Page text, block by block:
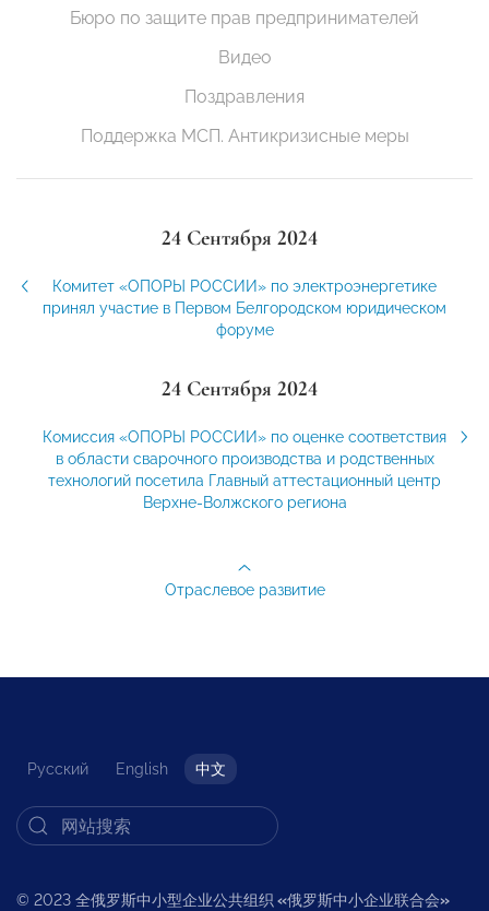
Бюро по защите прав предпринимателей
Видео
Поздравления
Поддержка МСП. Антикризисные меры
24 Сентября 2024
Комитет «ОПОРЫ РОССИИ» по электроэнергетике
принял участие в Первом Белгородском юридическом
форуме
24 Сентября 2024
Комиссия «ОПОРЫ РОССИИ» по оценке соответствия
в области сварочного производства и родственных
технологий посетила Главный аттестационный центр
Верхне-Волжского региона
Отраслевое развитие
Русский English 中文
© 2023 全俄罗斯中小型企业公共组织 «俄罗斯中小企业联合会»